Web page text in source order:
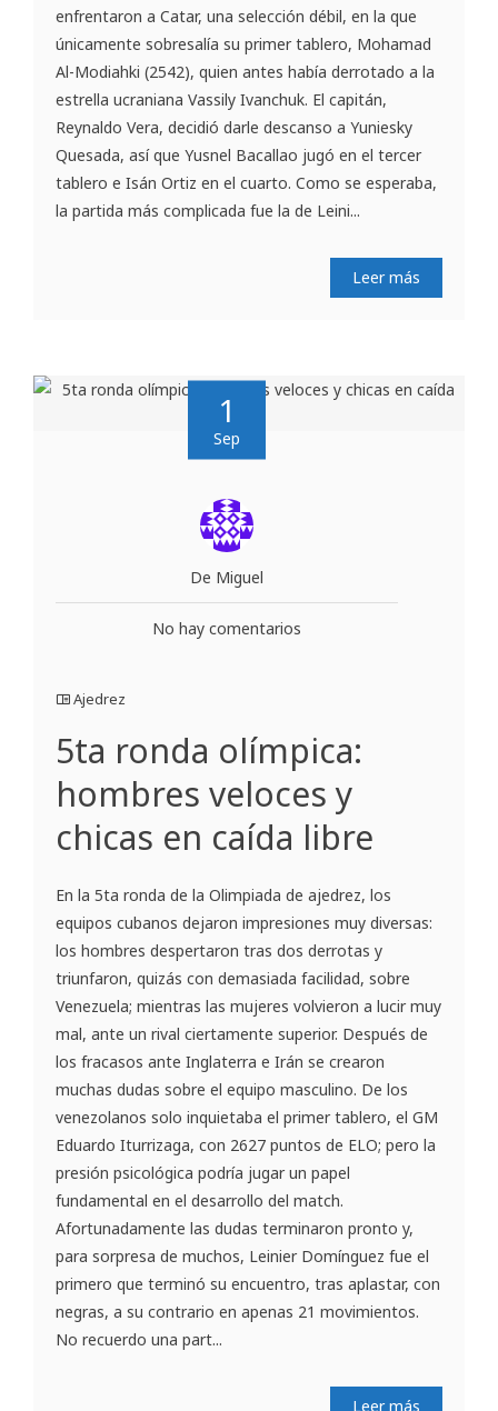
enfrentaron a Catar, una selección débil, en la que
únicamente sobresalía su primer tablero, Mohamad
Al-Modiahki (2542), quien antes había derrotado a la
estrella ucraniana Vassily Ivanchuk. El capitán,
Reynaldo Vera, decidió darle descanso a Yuniesky
Quesada, así que Yusnel Bacallao jugó en el tercer
tablero e Isán Ortiz en el cuarto. Como se esperaba,
la partida más complicada fue la de Leini...
Leer más
1
Sep
De Miguel
No hay comentarios
Ajedrez
5ta ronda olímpica:
hombres veloces y
chicas en caída libre
En la 5ta ronda de la Olimpiada de ajedrez, los
equipos cubanos dejaron impresiones muy diversas:
los hombres despertaron tras dos derrotas y
triunfaron, quizás con demasiada facilidad, sobre
Venezuela; mientras las mujeres volvieron a lucir muy
mal, ante un rival ciertamente superior. Después de
los fracasos ante Inglaterra e Irán se crearon
muchas dudas sobre el equipo masculino. De los
venezolanos solo inquietaba el primer tablero, el GM
Eduardo Iturrizaga, con 2627 puntos de ELO; pero la
presión psicológica podría jugar un papel
fundamental en el desarrollo del match.
Afortunadamente las dudas terminaron pronto y,
para sorpresa de muchos, Leinier Domínguez fue el
primero que terminó su encuentro, tras aplastar, con
negras, a su contrario en apenas 21 movimientos.
No recuerdo una part...
Leer más